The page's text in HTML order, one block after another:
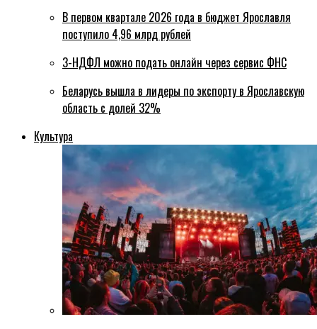
В первом квартале 2026 года в бюджет Ярославля
поступило 4,96 млрд рублей
3-НДФЛ можно подать онлайн через сервис ФНС
Беларусь вышла в лидеры по экспорту в Ярославскую
область с долей 32%
Культура